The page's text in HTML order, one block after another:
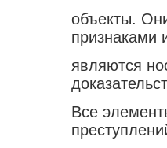
объекты.
признаками
являются
Все